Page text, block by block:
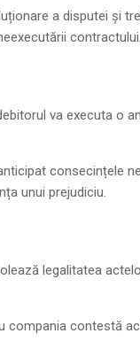
a disputei și
contractului.
va executa o
consecințele
unui prejudiciu.
legalitatea
compania contestă